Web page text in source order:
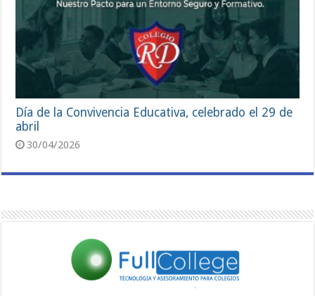
Día de la Convivencia Educativa, celebrado el 29 de
abril
30/04/2026